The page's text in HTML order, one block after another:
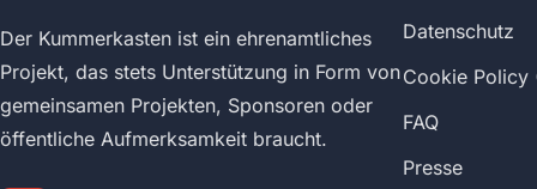
Der Kummerkasten ist ein ehrenamtliches
Projekt, das stets Unterstützung in Form von
gemeinsamen Projekten, Sponsoren oder
öffentliche Aufmerksamkeit braucht.
Datenschutz
Cookie Policy
FAQ
Presse